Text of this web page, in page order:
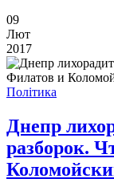
09
Лют
2017
Політика
Днепр
разборок.